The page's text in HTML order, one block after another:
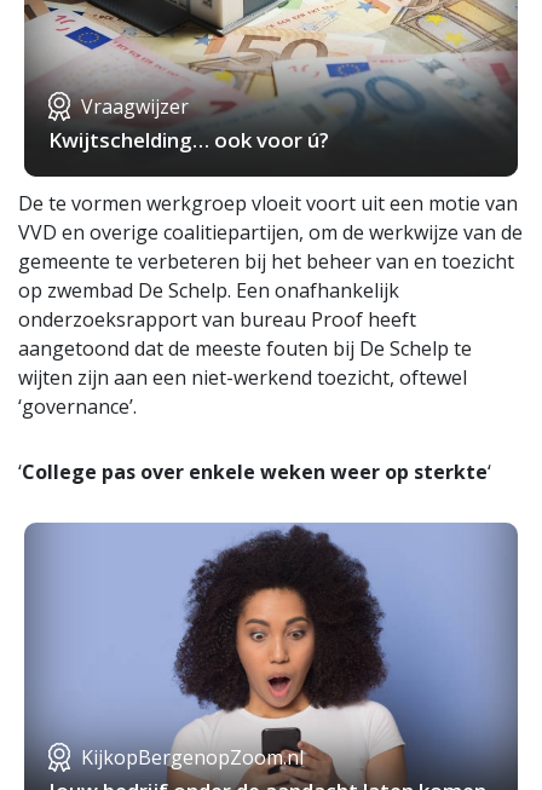
Vraagwijzer
Kwijtschelding… ook voor ú?
De te vormen werkgroep vloeit voort uit een motie van
VVD en overige coalitiepartijen, om de werkwijze van de
gemeente te verbeteren bij het beheer van en toezicht
op zwembad De Schelp. Een onafhankelijk
onderzoeksrapport van bureau Proof heeft
aangetoond dat de meeste fouten bij De Schelp te
wijten zijn aan een niet-werkend toezicht, oftewel
‘governance’.
‘College pas over enkele weken weer op sterkte‘
KijkopBergenopZoom.nl